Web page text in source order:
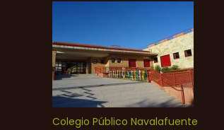
Colegio Público Navalafuente